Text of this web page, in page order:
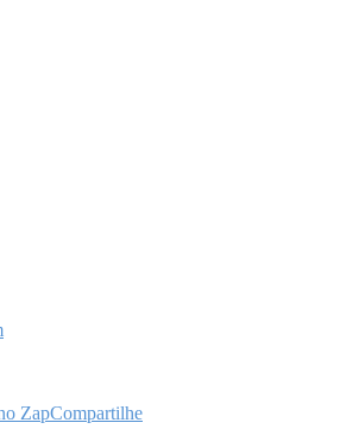
ZapCompartilhe